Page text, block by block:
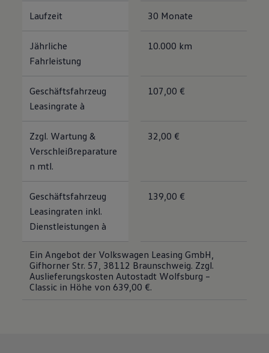
Laufzeit 30 Monate
Jährliche
Fahrleistung
10.000 km
Geschäftsfahrzeug
Leasingrate à
107,00 €
Zzgl. Wartung &
Verschleißreparature
n mtl.
32,00 €
Geschäftsfahrzeug
Leasingraten inkl.
Dienstleistungen à
139,00 €
Ein Angebot der Volkswagen Leasing GmbH,
Gifhorner Str. 57, 38112 Braunschweig. Zzgl.
Auslieferungskosten Autostadt Wolfsburg –
Classic in Höhe von 639,00 €.